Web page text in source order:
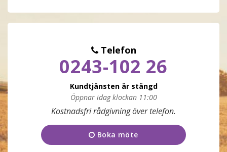
KONTAKTA OSS
Telefon
0243-102 26
Kundtjänsten är stängd
Öppnar idag klockan 11:00
Måndag
09:00 - 17:00
Tisdag
09:00 - 17:00
Onsdag
09:00 - 17:00
Kostnadsfri rådgivning över telefon.
Boka möte